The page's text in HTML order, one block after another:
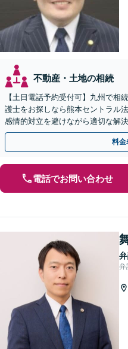
不動産・土地の相続
【土日電話予約受付可】九州で相
護士をお探しなら熊本セントラル
感情的対立を避けながら適切な解
付可】【休日・夜間相談可】
料金
電話でお問い合わせ
弁